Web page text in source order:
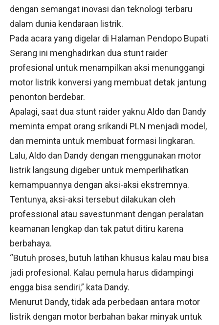
dengan semangat inovasi dan teknologi terbaru
dalam dunia kendaraan listrik.
Pada acara yang digelar di Halaman Pendopo Bupati
Serang ini menghadirkan dua stunt raider
profesional untuk menampilkan aksi menunggangi
motor listrik konversi yang membuat detak jantung
penonton berdebar.
Apalagi, saat dua stunt raider yaknu Aldo dan Dandy
meminta empat orang srikandi PLN menjadi model,
dan meminta untuk membuat formasi lingkaran.
Lalu, Aldo dan Dandy dengan menggunakan motor
listrik langsung digeber untuk memperlihatkan
kemampuannya dengan aksi-aksi ekstremnya.
Tentunya, aksi-aksi tersebut dilakukan oleh
professional atau savestunmant dengan peralatan
keamanan lengkap dan tak patut ditiru karena
berbahaya.
“Butuh proses, butuh latihan khusus kalau mau bisa
jadi profesional. Kalau pemula harus didampingi
engga bisa sendiri,” kata Dandy.
Menurut Dandy, tidak ada perbedaan antara motor
listrik dengan motor berbahan bakar minyak untuk